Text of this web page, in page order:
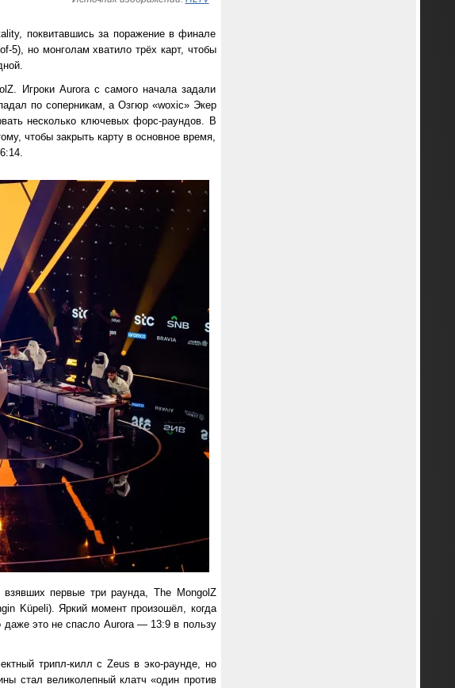
поквитавшись за поражение в финале
5), но монголам хватило трёх карт, чтобы
Игроки Aurora с самого начала задали
по соперникам, а Озгюр «⁠woxic⁠» Экер
несколько ключевых форс-раундов. В
чтобы закрыть карту в основное время,
первые три раунда, The MongolZ
Küpeli). Яркий момент произошёл, когда
это не спасло Aurora — 13:9 в пользу
трипл-килл с Zeus в эко-раунде, но
стал великолепный клатч «один против